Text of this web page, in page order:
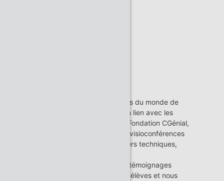
Les intervenantes et intervenants du monde de
l’entreprise ou de l’orientation, en lien avec les
animateurs et animatrices de la Fondation CGénial,
vous préparent une semaine de visioconférences
riche d'informations sur les métiers techniques,
Au programme : des conseils et témoignages
authentiques qui inspireront vos élèves et nous